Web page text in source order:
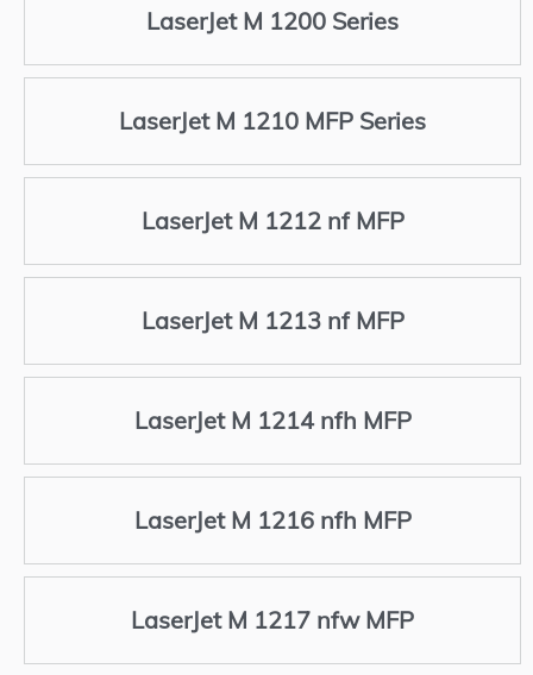
LaserJet M 1200 Series
LaserJet M 1210 MFP Series
LaserJet M 1212 nf MFP
LaserJet M 1213 nf MFP
LaserJet M 1214 nfh MFP
LaserJet M 1216 nfh MFP
LaserJet M 1217 nfw MFP